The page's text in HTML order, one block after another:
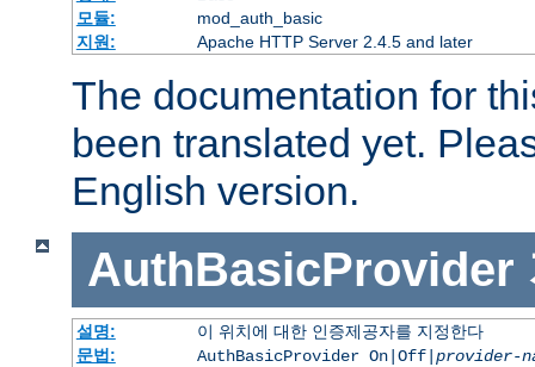
모듈:
mod_auth_basic
지원:
Apache HTTP Server 2.4.5 and later
The documentation for
been translated yet.
English version.
AuthBasicProvider
설명:
이 위치에 대한 인증제공자를 지정한다
문법:
AuthBasicProvider On|Off| provider-